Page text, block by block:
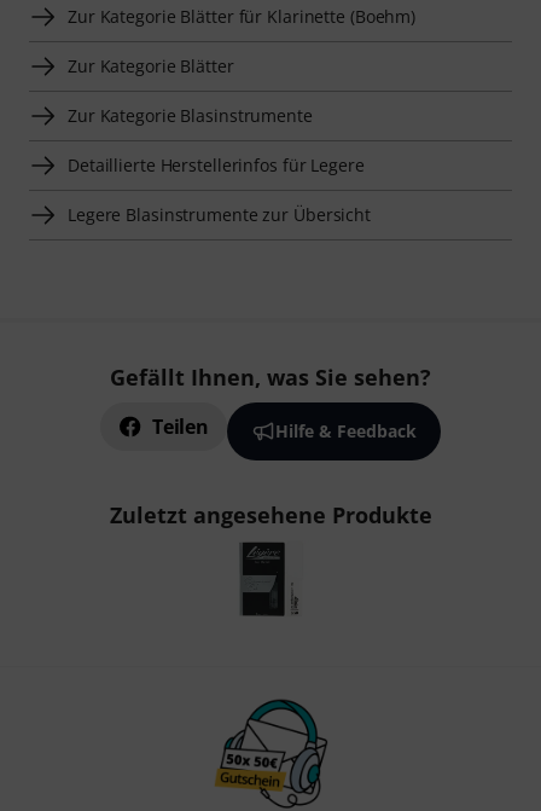
Zur Kategorie Blätter für Klarinette (Boehm)
Zur Kategorie Blätter
Zur Kategorie Blasinstrumente
Detaillierte Herstellerinfos für Legere
Legere Blasinstrumente zur Übersicht
Gefällt Ihnen, was Sie sehen?
Teilen Hilfe & Feedback
Zuletzt angesehene Produkte